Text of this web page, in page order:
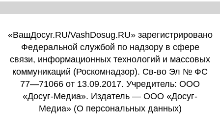
«ВашДосуг.RU/VashDosug.RU» зарегистрировано
Федеральной службой по надзору в сфере
связи, информационных технологий и массовых
коммуникаций (Роскомнадзор). Св-во Эл № ФС
77—71066 от 13.09.2017. Учредитель: ООО
«Досуг-Медиа». Издатель — ООО «Досуг-
Медиа» (О персональных данных)